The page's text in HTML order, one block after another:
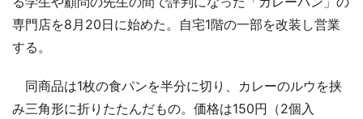
専門店を8月20日に始めた。自宅1階の一部を改装し営業
する。
同商品は1枚の食パンを半分に切り、カレーのルウを挟
み三角形に折りたたんだもの。価格は150円（2個入